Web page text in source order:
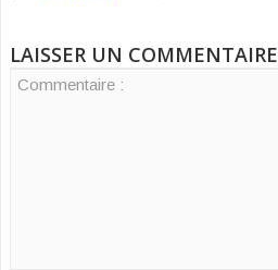
LAISSER UN COMMENTAIRE